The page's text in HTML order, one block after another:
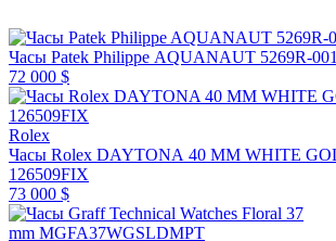
Часы Patek Philippe AQUANAUT 5269R-001
72 000 $
Rolex
Часы Rolex DAYTONA 40 MM WHITE
126509FIX
73 000 $